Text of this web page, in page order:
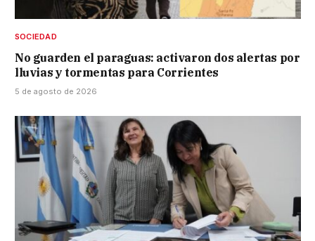
SOCIEDAD
No guarden el paraguas: activaron dos alertas por
lluvias y tormentas para Corrientes
5 de agosto de 2026